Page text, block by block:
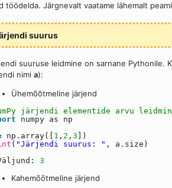
töödelda. Järgnevalt vaatame lähemalt
suurus
suuruse leidmine on sarnane Pythonile.
nimi a):
Ühemõõtmeline järjend
järjendi elementide arvu
numpy as np
np.array([ 1 , 2 , 3 ])
( "Järjendi suurus: " , a.size)
3
Kahemõõtmeline järjend